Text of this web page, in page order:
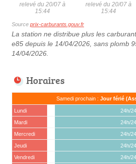
relevé du 20/07 à
15:44
relevé du 20/07 à
15:44
Source prix-carburants.gouv.fr
La station ne distribue plus les
e85 depuis le 14/04/2026, sans plomb
14/04/2026.
Horaires
Samedi prochain : Jour férié
Lundi
24h/24
Mardi
24h/24
Mercredi
24h/24
Jeudi
24h/24
Vendredi
24h/24